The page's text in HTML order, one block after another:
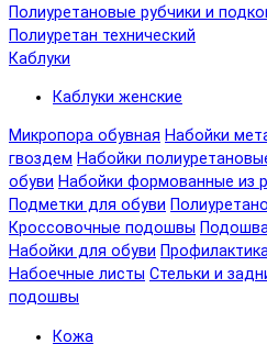
Полиуретановые рубчики и
Полиуретан технический
Каблуки
Каблуки женские
Микропора обувная Набойки
гвоздем Набойки
обуви Набойки формованные из
Подметки для обуви
Кроссовочные подошвы
Набойки для обуви
Набоечные листы Стельки и
подошвы
Кожа